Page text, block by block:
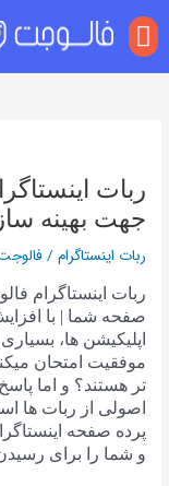
منو
ربات
جهت بهینه
ربات اینستاگرام /
ربات اینستاگرام
صفحه شما | با
اپلیکیشن ها،
موفقیت امتحان
تر هستند؟ و اما
اصولی از ربات ها
پرده صفحه
و شما را برای